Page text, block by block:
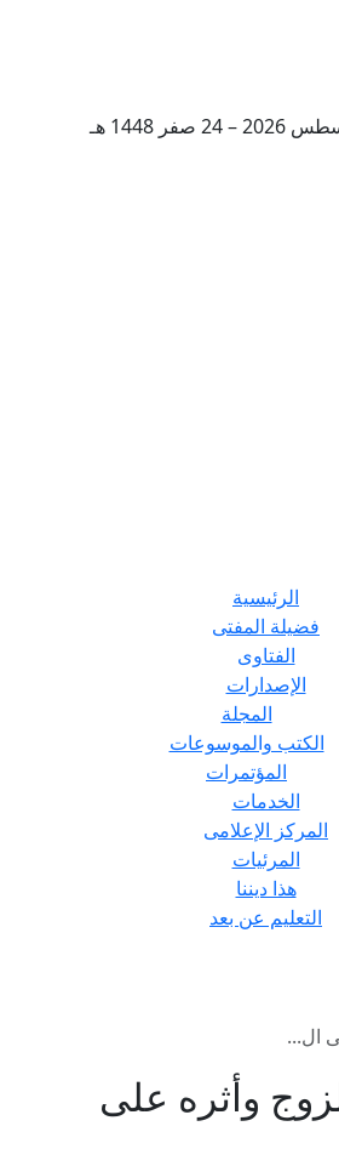
الرئيسية
فضيلة المفتى
الفتاوى
الإصدارات
المجلة
الكتب والموسوعات
المؤتمرات
الخدمات
المركز الإعلامى
المرئيات
هذا ديننا
التعليم عن بعد
ال...
وأثره على